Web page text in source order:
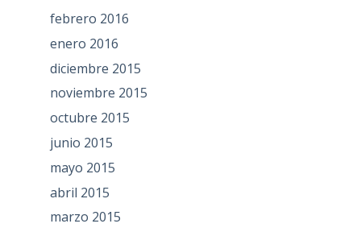
febrero 2016
enero 2016
diciembre 2015
noviembre 2015
octubre 2015
junio 2015
mayo 2015
abril 2015
marzo 2015